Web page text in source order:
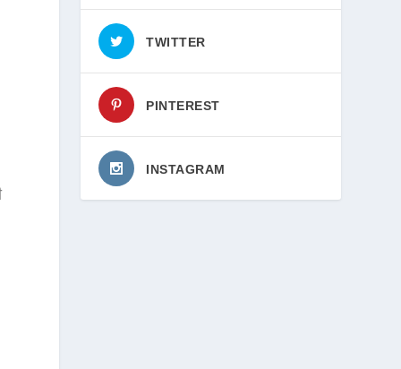
TWITTER
PINTEREST
INSTAGRAM